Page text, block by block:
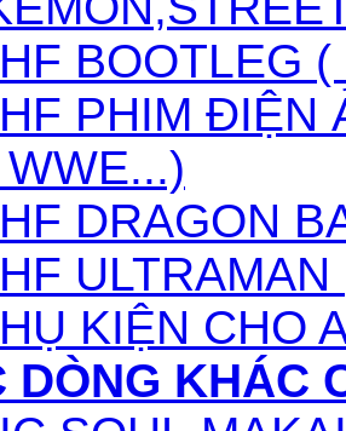
BOOTLEG (
PHIM ĐIỆN
DRAGON
ULTRAMAN
KIỆN CHO
DÒNG KHÁC